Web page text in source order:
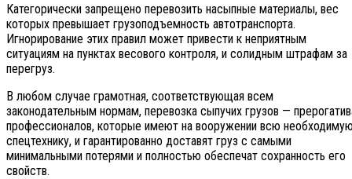
Категорически запрещено перевозить насыпные материалы, вес
которых превышает грузоподъемность автотранспорта.
Игнорирование этих правил может привести к неприятным
ситуациям на пунктах весового контроля, и солидным штрафам за
перегруз.
В любом случае грамотная, соответствующая всем
законодательным нормам, перевозка сыпучих грузов —
профессионалов, которые имеют на вооружении всю
спецтехнику, и гарантированно доставят груз с самыми
минимальными потерями и полностью обеспечат сохранность его
свойств.